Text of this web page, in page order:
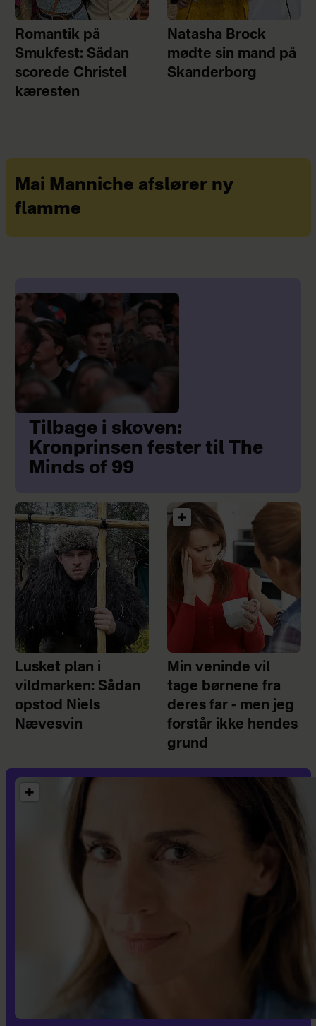
Romantik på
Smukfest: Sådan
scorede Christel
kæresten
Natasha Brock
mødte sin mand på
Skanderborg
Mai Manniche afslører ny
flamme
Tilbage i skoven:
Kronprinsen fester til The
Minds of 99
Lusket plan i
vildmarken: Sådan
opstod Niels
Nævesvin
Min veninde vil
tage børnene fra
deres far - men jeg
forstår ikke hendes
grund